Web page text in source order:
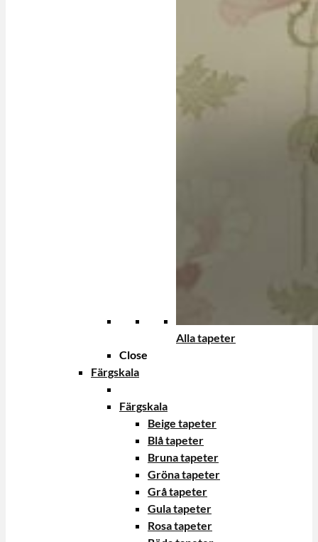
Alla tapeter
Close
Färgskala
Färgskala
Beige tapeter
Blå tapeter
Bruna tapeter
Gröna tapeter
Grå tapeter
Gula tapeter
Rosa tapeter